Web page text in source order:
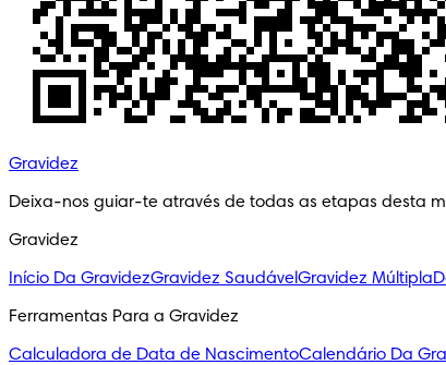
Gravidez
Deixa-nos guiar-te através de todas as etapas desta
Gravidez
Início Da GravidezGravidez SaudávelGravidez Múltipla
Ferramentas Para a Gravidez
Calculadora de Data de NascimentoCalendário Da